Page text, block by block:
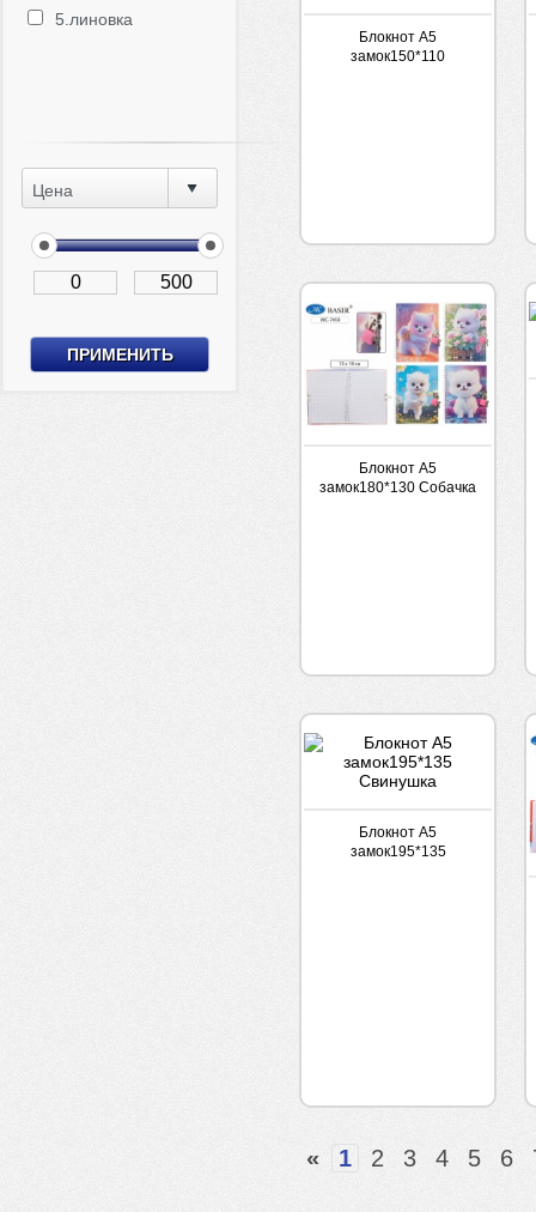
5.линовка
Цена
Блокнот А5
замок150*110
Блокнот А5
замок180*130 Собачка
Блокнот А5
замок195*135
« 1 2 3 4 5 6